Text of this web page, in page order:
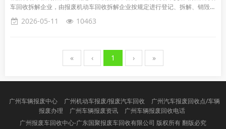
车回收拆解企业，由报废机动车回收拆解企业按规定进行登记、拆解、销毁等
处理，并将报废机动车登记证书、号牌、行驶证交公安机关交通管理部门...
2026-05-11 10463
« ‹ 1 › »
广州车辆报废中心 广州机动车报废/报废汽车回收
广州汽车报废回收点/车辆
报废办理
广州车辆报废资讯
广州车辆报废回收电话
广州报废车回收中心-广东国聚报废车回收有限公司 版权所有 翻版必究